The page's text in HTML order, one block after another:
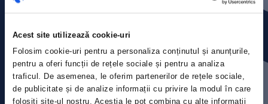
Acest site utilizează cookie-uri
Folosim cookie-uri pentru a personaliza conținutul și anunțurile,
pentru a oferi funcții de rețele sociale și pentru a analiza
traficul. De asemenea, le oferim partenerilor de rețele sociale,
de publicitate și de analize informații cu privire la modul în care
folosiți site-ul nostru. Aceștia le pot combina cu alte informații
Contact
Comunicate de presă